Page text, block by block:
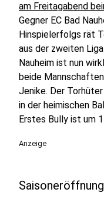
am Freitagabend
Gegner EC Bad
Hinspielerfolgs rät
aus der zweiten
Nauheim ist nun
beide
Jenike. Der
in der heimischen
Erstes Bully ist um
Anzeige